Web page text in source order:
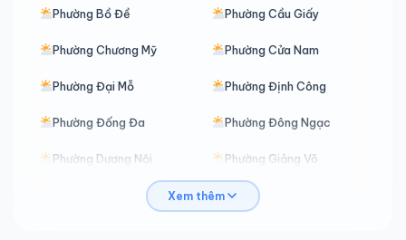
Phường Bồ Đề Phường Cầu Giấy
Phường Chương Mỹ Phường Cửa Nam
Phường Đại Mỗ Phường Định Công
Phường Đống Đa Phường Đông Ngạc
Phường Dương Nội Phường Giảng Võ
Phường Hai Bà Trưng
Xem thêm